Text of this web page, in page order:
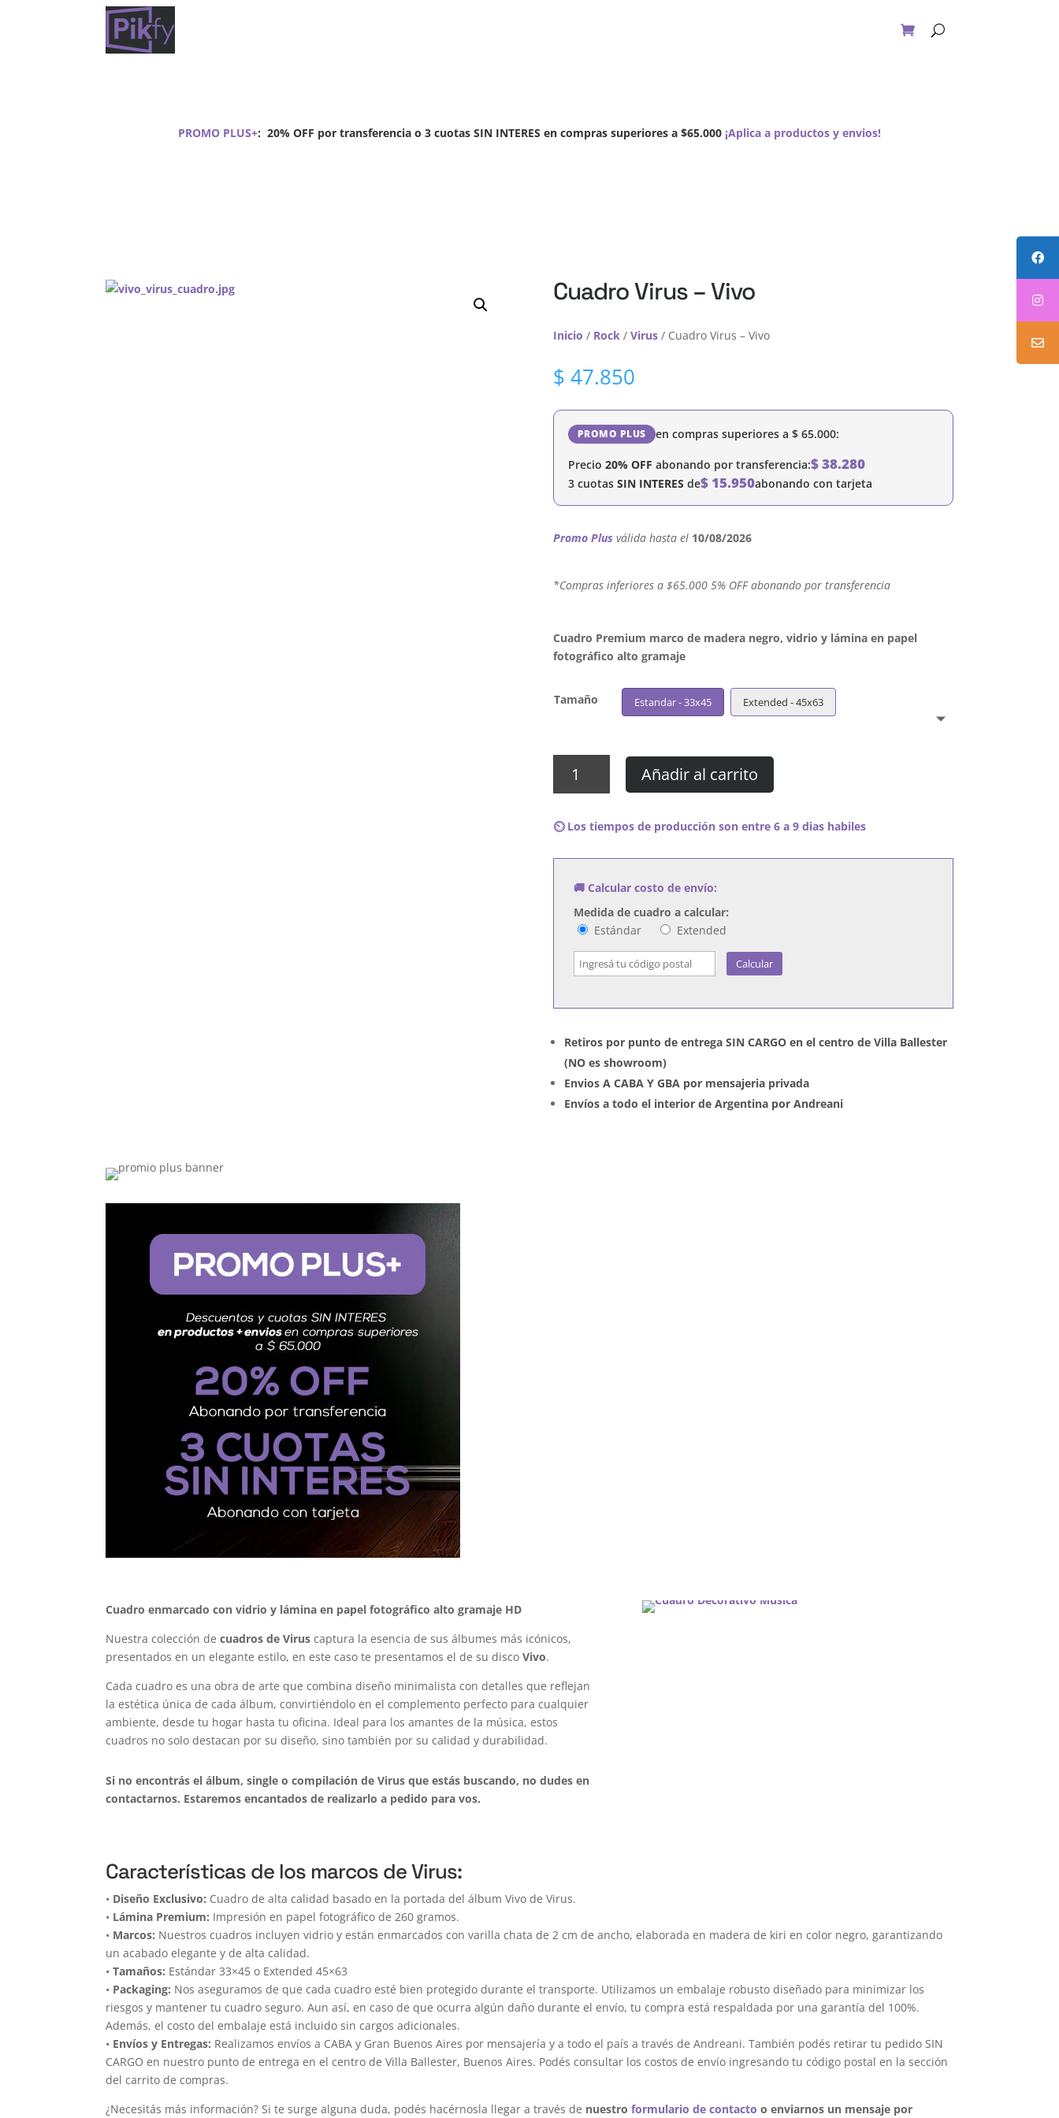
PROMO PLUS+: 20% OFF por transferencia o 3 cuotas SIN INTERES en compras superiores a $65.000 ¡Aplica a productos y envios!
Cuadro Virus – Vivo
Inicio / Rock/ Virus/ Cuadro Virus – Vivo
$ 47.850
PROMO PLUS en compras superiores a $65.000:
Precio 20% OFF abonando por transferencia:$38.280
3 cuotas SIN INTERES de$15.950abonando con tarjeta
Promo Plus válida hasta el 10/08/2026
´*Compras inferiores a $65.000 5% OFF abonando por transferencia
Cuadro Premium marco de madera negro, vidrio y lámina en papel
fotográfico alto gramaje
Tamaño Estandar - 33x45 Extended - 45x63
Virus
Vivo
cantidad
Añadir al carrito
⏲️ Los tiempos de producción son entre 6 a 9 dias habiles
🚚 Calcular costo de envío:
Medida de cuadro a calcular:
Estándar
Extended
Calcular
Retiros por punto de entrega SIN CARGO en el centro de Villa Ballester
(NO es showroom)
Envios A CABA Y GBA por mensajeria privada
Envíos a todo el interior de Argentina por Andreani
Cuadro enmarcado con vidrio y lámina en papel fotográfico alto gramaje HD
Nuestra colección decuadros de Virus captura la esencia de sus álbumes más icónicos,
presentados en un elegante estilo, en este caso te presentamos el de su discoVivo.
Cada cuadro es una obra de arte que combina diseño minimalista con detalles que reflejan
la estética única de cada álbum, convirtiéndolo en el complemento perfecto para cualquier
ambiente, desde tu hogar hasta tu oficina. Ideal para los amantes de la música, estos
cuadros no solo destacan por su diseño, sino también por su calidad y durabilidad.
Si no encontrás el álbum, single o compilación de Virus que estás buscando, no dudes en
contactarnos. Estaremos encantados de realizarlo a pedido para vos.
Características de los marcos de Virus:
• Diseño Exclusivo: Cuadro de alta calidad basado en la portada del álbum Vivo de Virus.
• Lámina Premium: Impresión en papel fotográfico de 260 gramos.
• Marcos: Nuestros cuadros incluyen vidrio y están enmarcados con varilla chata de 2 cm de ancho, elaborada en madera de kiri en color negro, garantizando
un acabado elegante y de alta calidad.
•Tamaños: Estándar 33×45 o Extended 45×63
• Packaging: Nos aseguramos de que cada cuadro esté bien protegido durante el transporte. Utilizamos un embalaje robusto diseñado para minimizar los
riesgos y mantener tu cuadro seguro. Aun así, en caso de que ocurra algún daño durante el envío, tu compra está respaldada por una garantía del 100%.
Además, el costo del embalaje está incluido sin cargos adicionales.
• Envíos y Entregas: Realizamos envíos a CABA y Gran Buenos Aires por mensajería y a todo el país a través de Andreani. También podés retirar tu pedido SIN
CARGO en nuestro punto de entrega en el centro de Villa Ballester, Buenos Aires. Podés consultar los costos de envío ingresando tu código postal en la sección
del carrito de compras.
¿Necesitás más información? Si te surge alguna duda, podés hacérnosla llegar a través de nuestroformulario de contacto o enviarnos un mensaje por